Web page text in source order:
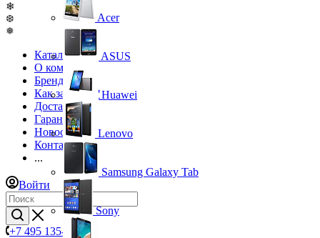
❄
❆
❅
Каталог
О компании
Бренды
Как заказать?
Доставка
Гарантия
Новости
Контакты
...
Войти
+7 495 135-39-43
Acer
ASUS
Huawei
Lenovo
Samsung Galaxy Tab
Sony